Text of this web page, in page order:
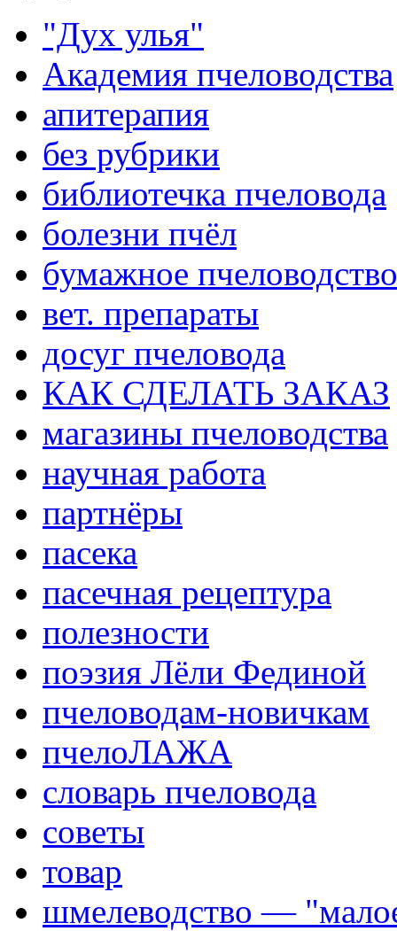
"Дух улья"
Академия пчеловодства
апитерапия
без рубрики
библиотечка пчеловода
болезни пчёл
бумажное пчеловодство
вет. препараты
досуг пчеловода
КАК СДЕЛАТЬ ЗАКАЗ
магазины пчеловодства
научная работа
партнёры
пасека
пасечная рецептура
полезности
поэзия Лёли Фединой
пчеловодам-новичкам
пчелоЛАЖА
словарь пчеловода
советы
товар
шмелеводство —